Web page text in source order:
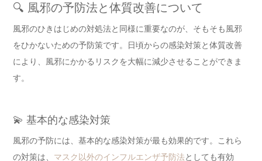
🔍 風邪の予防法と体質改善について
風邪のひきはじめの対処法と同様に重要なのが、そもそも風邪
をひかないための予防策です。日頃からの感染対策と体質改善
により、風邪にかかるリスクを大幅に減少させることができま
す。
💫 基本的な感染対策
風邪の予防には、基本的な感染対策が最も効果的です。これら
の対策は、 マスク以外のインフルエンザ予防法としても有効